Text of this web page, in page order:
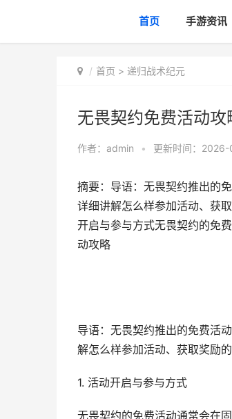
首页 手游资讯
首页 > 递归战术纪元
无畏契约免费活动攻
作者： admin • 更新时间：
摘要：导语：无畏契约推出的
详细讲解怎么样参加活动、获
开启与参与方式无畏契约的免
动攻略
导语：无畏契约推出的免费活
解怎么样参加活动、获取奖励
1. 活动开启与参与方式
无畏契约的免费活动通常会在